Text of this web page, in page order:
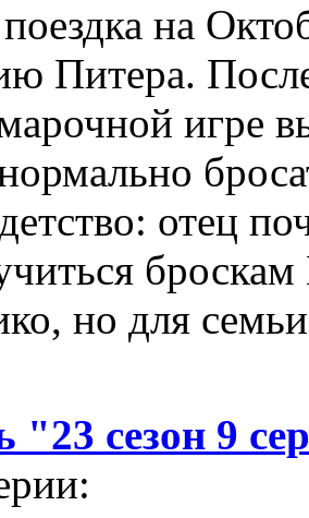
на
Питера.
игре
отец
но для
"23 сезон 9